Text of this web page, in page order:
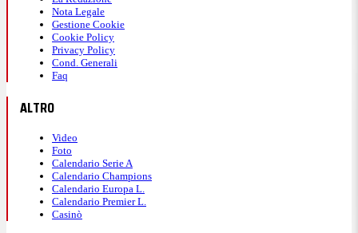
Nota Legale
Gestione Cookie
Cookie Policy
Privacy Policy
Cond. Generali
Faq
ALTRO
Video
Foto
Calendario Serie A
Calendario Champions
Calendario Europa L.
Calendario Premier L.
Casinò